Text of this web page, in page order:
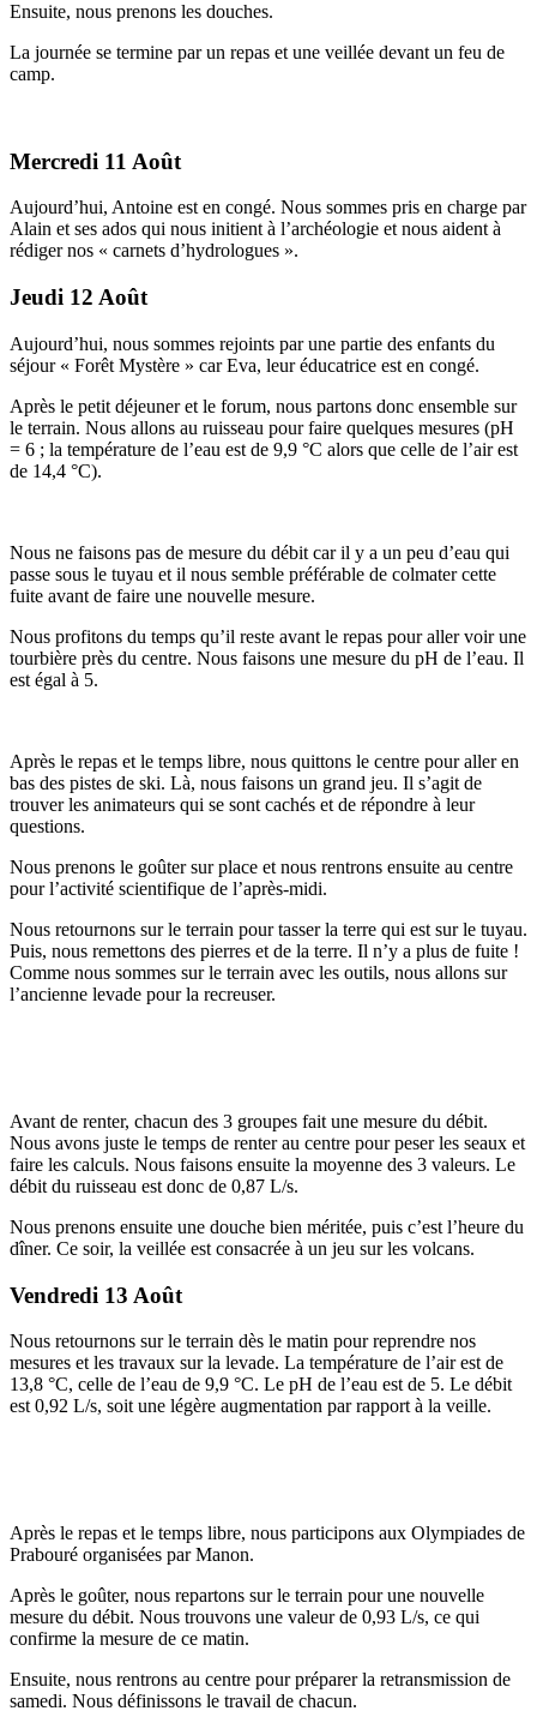
Ensuite, nous prenons les douches.
La journée se termine par un repas et une veillée devant un feu de
camp.
Mercredi 11 Août
Aujourd’hui, Antoine est en congé. Nous sommes pris en charge par
Alain et ses ados qui nous initient à l’archéologie et nous aident à
rédiger nos « carnets d’hydrologues ».
Jeudi 12 Août
Aujourd’hui, nous sommes rejoints par une partie des enfants du
séjour « Forêt Mystère » car Eva, leur éducatrice est en congé.
Après le petit déjeuner et le forum, nous partons donc ensemble sur
le terrain. Nous allons au ruisseau pour faire quelques mesures (pH
= 6 ; la température de l’eau est de 9,9 °C alors que celle de l’air est
de 14,4 °C).
Nous ne faisons pas de mesure du débit car il y a un peu d’eau qui
passe sous le tuyau et il nous semble préférable de colmater cette
fuite avant de faire une nouvelle mesure.
Nous profitons du temps qu’il reste avant le repas pour aller voir une
tourbière près du centre. Nous faisons une mesure du pH de l’eau. Il
est égal à 5.
Après le repas et le temps libre, nous quittons le centre pour aller en
bas des pistes de ski. Là, nous faisons un grand jeu. Il s’agit de
trouver les animateurs qui se sont cachés et de répondre à leur
questions.
Nous prenons le goûter sur place et nous rentrons ensuite au centre
pour l’activité scientifique de l’après-midi.
Nous retournons sur le terrain pour tasser la terre qui est sur le tuyau.
Puis, nous remettons des pierres et de la terre. Il n’y a plus de fuite !
Comme nous sommes sur le terrain avec les outils, nous allons sur
l’ancienne levade pour la recreuser.
Avant de renter, chacun des 3 groupes fait une mesure du débit.
Nous avons juste le temps de renter au centre pour peser les seaux et
faire les calculs. Nous faisons ensuite la moyenne des 3 valeurs. Le
débit du ruisseau est donc de 0,87 L/s.
Nous prenons ensuite une douche bien méritée, puis c’est l’heure du
dîner. Ce soir, la veillée est consacrée à un jeu sur les volcans.
Vendredi 13 Août
Nous retournons sur le terrain dès le matin pour reprendre nos
mesures et les travaux sur la levade. La température de l’air est de
13,8 °C, celle de l’eau de 9,9 °C. Le pH de l’eau est de 5. Le débit
est 0,92 L/s, soit une légère augmentation par rapport à la veille.
Après le repas et le temps libre, nous participons aux Olympiades de
Prabouré organisées par Manon.
Après le goûter, nous repartons sur le terrain pour une nouvelle
mesure du débit. Nous trouvons une valeur de 0,93 L/s, ce qui
confirme la mesure de ce matin.
Ensuite, nous rentrons au centre pour préparer la retransmission de
samedi. Nous définissons le travail de chacun.